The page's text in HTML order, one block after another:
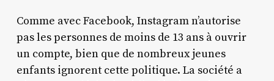
Comme avec Facebook, Instagram n’autorise
pas les personnes de moins de 13 ans à ouvrir
un compte, bien que de nombreux jeunes
enfants ignorent cette politique. La société a